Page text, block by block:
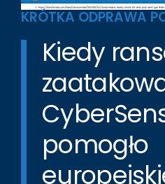
KRÓTKA ODPRAWA
Kiedy
pomogło